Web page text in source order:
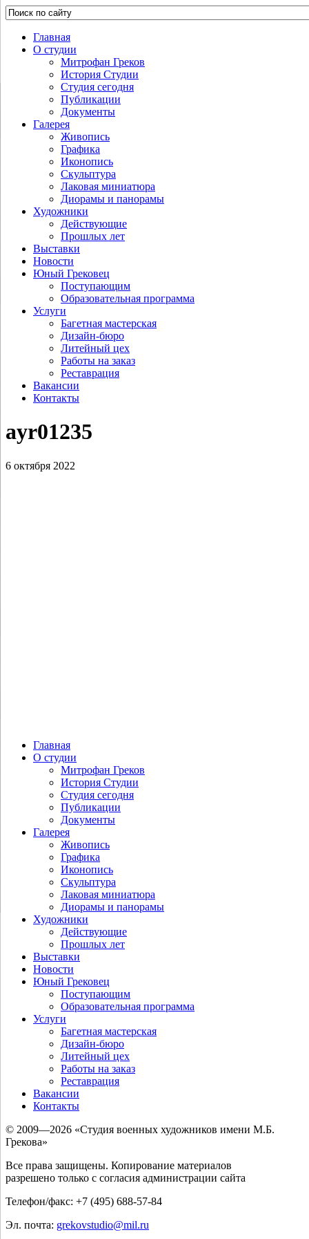
Главная
О студии
Митрофан Греков
История Студии
Студия сегодня
Публикации
Документы
Галерея
Живопись
Графика
Иконопись
Скульптура
Лаковая миниатюра
Диорамы и панорамы
Художники
Действующие
Прошлых лет
Выставки
Новости
Юный Грековец
Поступающим
Образовательная программа
Услуги
Багетная мастерская
Дизайн-бюро
Литейный цех
Работы на заказ
Реставрация
Вакансии
Контакты
ayr01235
6 октября 2022
Главная
О студии
Митрофан Греков
История Студии
Студия сегодня
Публикации
Документы
Галерея
Живопись
Графика
Иконопись
Скульптура
Лаковая миниатюра
Диорамы и панорамы
Художники
Действующие
Прошлых лет
Выставки
Новости
Юный Грековец
Поступающим
Образовательная программа
Услуги
Багетная мастерская
Дизайн-бюро
Литейный цех
Работы на заказ
Реставрация
Вакансии
Контакты
© 2009—2026 «Студия военных художников имени М.Б.
Грекова»
Все права защищены. Копирование материалов
разрешено только с согласия администрации сайта
Телефон/факс: +7 (495) 688-57-84
Эл. почта: grekovstudio@mil.ru